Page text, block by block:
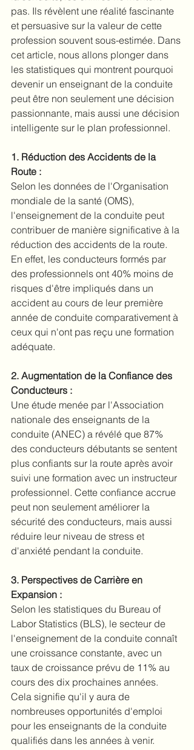
pas. Ils révèlent une réalité fascinante
et persuasive sur la valeur de cette
profession souvent sous-estimée. Dans
cet article, nous allons plonger dans
les statistiques qui montrent pourquoi
devenir un enseignant de la conduite
peut être non seulement une décision
passionnante, mais aussi une décision
intelligente sur le plan professionnel.
1. Réduction des Accidents de la
Route :
Selon les données de l'Organisation
mondiale de la santé (OMS),
l'enseignement de la conduite peut
contribuer de manière significative à la
réduction des accidents de la route.
En effet, les conducteurs formés par
des professionnels ont 40% moins de
risques d'être impliqués dans un
accident au cours de leur première
année de conduite comparativement à
ceux qui n'ont pas reçu une formation
adéquate.
2. Augmentation de la Confiance des
Conducteurs :
Une étude menée par l'Association
nationale des enseignants de la
conduite (ANEC) a révélé que 87%
des conducteurs débutants se sentent
plus confiants sur la route après avoir
suivi une formation avec un instructeur
professionnel. Cette confiance accrue
peut non seulement améliorer la
sécurité des conducteurs, mais aussi
réduire leur niveau de stress et
d'anxiété pendant la conduite.
3. Perspectives de Carrière en
Expansion :
Selon les statistiques du Bureau of
Labor Statistics (BLS), le secteur de
l'enseignement de la conduite connaît
une croissance constante, avec un
taux de croissance prévu de 11% au
cours des dix prochaines années.
Cela signifie qu'il y aura de
nombreuses opportunités d'emploi
pour les enseignants de la conduite
qualifiés dans les années à venir.